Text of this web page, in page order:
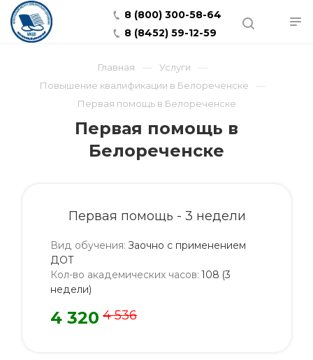
8 (800) 300-58-64
8 (8452) 59-12-59
Главная
Услуги
Повышение квалификации в Белореченске
Первая помощь в Белореченске
Первая помощь в
Белореченске
Первая помощь - 3 недели
Вид обучения: Заочно с применением
ДОТ
Кол-во академических часов: 108 (3
недели)
4 320 4 536